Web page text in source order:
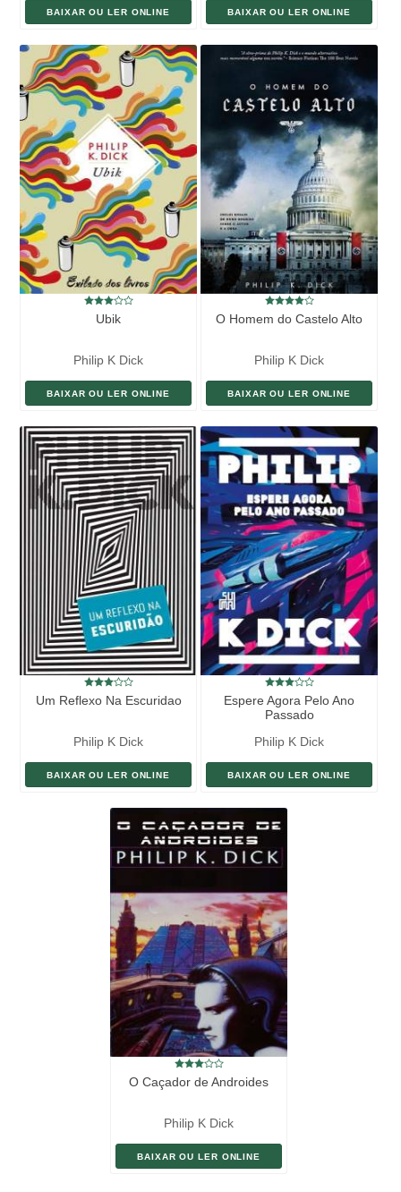
BAIXAR OU LER ONLINE BAIXAR OU LER ONLINE
Ubik
Philip K Dick
BAIXAR OU LER ONLINE
O Homem do Castelo Alto
Philip K Dick
BAIXAR OU LER ONLINE
Um Reflexo Na Escuridao
Philip K Dick
BAIXAR OU LER ONLINE
Espere Agora Pelo Ano
Passado
Philip K Dick
BAIXAR OU LER ONLINE
O Caçador de Androides
Philip K Dick
BAIXAR OU LER ONLINE